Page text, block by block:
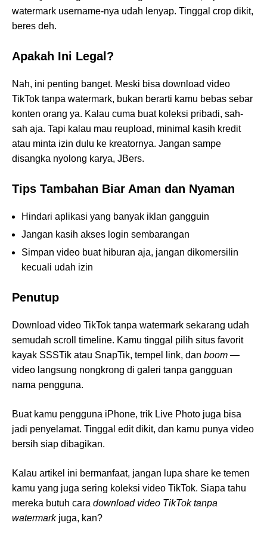
watermark username-nya udah lenyap. Tinggal crop dikit,
beres deh.
Apakah Ini Legal?
Nah, ini penting banget. Meski bisa download video
TikTok tanpa watermark, bukan berarti kamu bebas sebar
konten orang ya. Kalau cuma buat koleksi pribadi, sah-
sah aja. Tapi kalau mau reupload, minimal kasih kredit
atau minta izin dulu ke kreatornya. Jangan sampe
disangka nyolong karya, JBers.
Tips Tambahan Biar Aman dan Nyaman
Hindari aplikasi yang banyak iklan gangguin
Jangan kasih akses login sembarangan
Simpan video buat hiburan aja, jangan dikomersilin
kecuali udah izin
Penutup
Download video TikTok tanpa watermark sekarang udah
semudah scroll timeline. Kamu tinggal pilih situs favorit
kayak SSSTik atau SnapTik, tempel link, dan boom —
video langsung nongkrong di galeri tanpa gangguan
nama pengguna.
Buat kamu pengguna iPhone, trik Live Photo juga bisa
jadi penyelamat. Tinggal edit dikit, dan kamu punya video
bersih siap dibagikan.
Kalau artikel ini bermanfaat, jangan lupa share ke temen
kamu yang juga sering koleksi video TikTok. Siapa tahu
mereka butuh cara download video TikTok tanpa
watermarkjuga, kan?